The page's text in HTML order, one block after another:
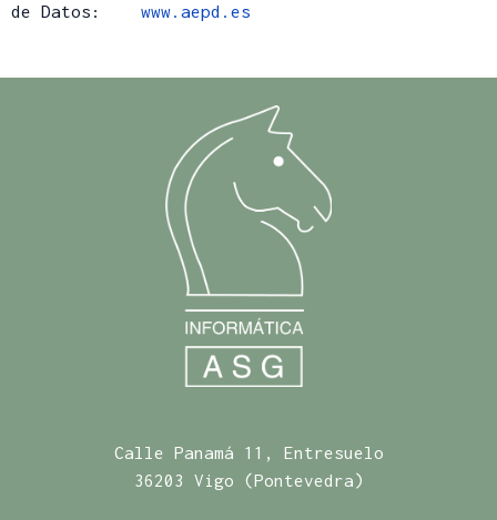
de Datos: www.aepd.es
Calle Panamá 11, Entresuelo
36203 Vigo (Pontevedra)